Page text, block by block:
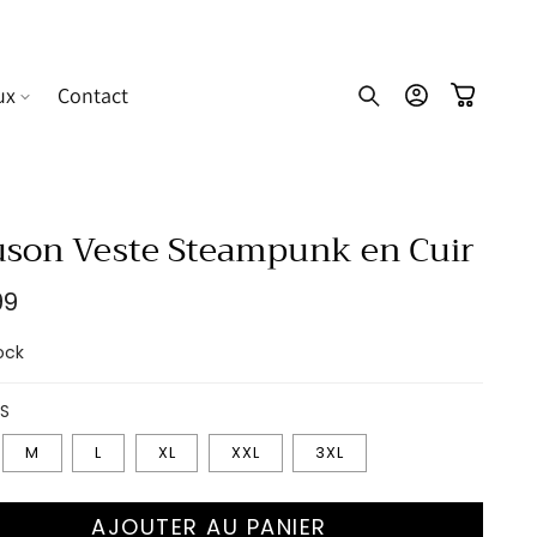
Contact ConnexionPanier
Veste Steampunk en Cuir
S
M L XL XXL 3XL
AJOUTER AU PANIER